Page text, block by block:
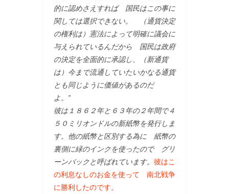
的に認めさえすれば 国民はこの事に
関しては選択できない。 （通貨決定
の権利は）憲法によって明確に議会に
与えられているんだから 国民は政府
の決定を全面的に承認し、（新通貨
は）今まで流通していたいかなる通貨
とも同じように価値があるのだ
よ。”
彼は１８６２年と６３年の２年間で４
５０ミリオンドルの新紙幣を発行しま
す。他の紙幣と区別する為に 紙幣の
裏側に緑のインクを使ったので グリ
ーンバックと呼ばれています。 彼はこ
の利息なしのお金を使って 南北戦争
に勝利したのです。